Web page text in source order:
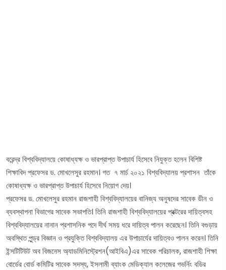
বরেন্দ্র বিশ্ববিদ্যালয়ে কোষাধ্যক্ষ ও ভারপ্রাপ্ত উপাচার্য হিসেবে নিযুক্ত হলেন বিশিষ্ট
শিক্ষাবিদ প্রফেসর ড. মোখলেসুর রহমান। গত ৭ মার্চ ২০২১ বিশ্ববিদ্যালয় প্রশাসন তাঁকে
কোষাধ্যক্ষ ও ভারপ্রাপ্ত উপাচার্য হিসেবে নিয়োগ দেয়।
প্রফেসর ড. মোখলেসুর রহমান রাজশাহী বিশ্ববিদ্যালয়ের বানিজ্য অনুষদের সাবেক ডীন ও
ব্যবস্থাপনা বিভাগের সাবেক সভাপতি। তিনি রাজশাহী বিশ্ববিদ্যালয়ের প্রক্টরের দায়িত্বসহ
বিশ্ববিদ্যালয়ের নানান প্রশাসনিক পদে দীর্ঘ সময় ধরে দায়িত্ব পালন করেছেন। তিনি বগুড়ায়
অবস্থিত পুন্ড্র বিজ্ঞান ও প্রযুক্তি বিশ্ববিদ্যালয় এর উপাচার্যের দায়িত্বও পালন করেন। তিনি
ইন্সটিটিউট অব বিজনেস অ্যাডমিনিস্ট্রেশন(আইবিএ)এর সাবেক পরিচালক, রাজশাহী শিক্ষা
বোর্ডের বোর্ড কমিটির সাবেক সদস্য, ইসলামী ব্যাংক মেডিক্যাল কলেজের গভর্নিং বডির